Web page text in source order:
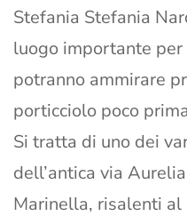
Stefania Stefania
luogo importante
potranno ammirare
porticciolo poco
Si tratta di uno dei
dell’antica via
Marinella, risalenti al